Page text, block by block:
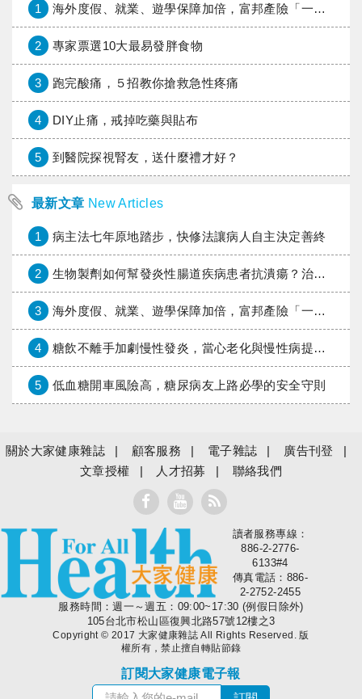
1 海外度假、就業、遊學保障加倍，富邦產險「一期逐夢」專案加碼遠距醫療與緊急救援
2 專家票選10大最易發胖食物
3 跑完酸痛，５招教你搶救急性疼痛
4 DIY止痛，戒掉吃藥與貼布
5 到醫院探視腎友，送什麼禮才好？
最新文章 New Articles
1 病主法七年原地踏步，快修法讓病人自主決定善終
2 生物製劑如何幫發炎性腸道疾病患者抗潰瘍？治療進展與健保給付困境一次看
3 海外度假、就業、遊學保障加倍，富邦產險「一期逐夢」專案加碼遠距醫療與緊急救援
4 糖飲不離手加劇慢性發炎，當心老化與慢性病提早報到
5 低血糖開車風險高，糖尿病友上路必學的安全守則
關於大家健康雜誌 顧客服務 電子雜誌
廣告刊登
文章授權
人才招募 聯絡我們
大家健康
讀者服務專線：
886-2-2776-
6133#4
傳真電話：886-
2-2752-2455
服務時間：週一～週五：09:00~17:30 (例假日除外)
105台北市松山區復興北路57號12樓之3
Copyright © 2017 大家健康雜誌 All Rights Reserved. 版
權所有，禁止擅自轉貼節錄
訂閱大家健康電子報